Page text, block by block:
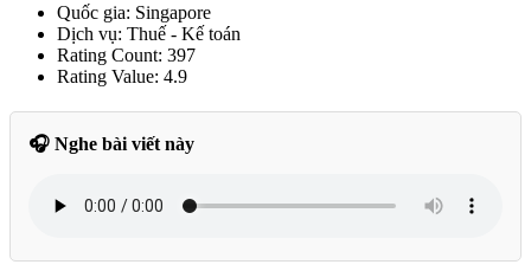
Quốc gia: Singapore
Dịch vụ: Thuế - Kế toán
Rating Count: 397
Rating Value: 4.9
🎧 Nghe bài viết này